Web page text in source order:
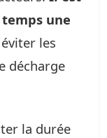
une
les
décharge
la durée